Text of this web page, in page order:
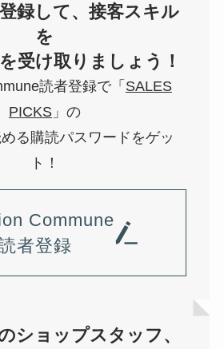
録して、接客スキル
を
受け取りましょう！
読者登録で「 SALES
PICKS」の
る購読パスワードをゲッ
ト！
Commune
者登録
ショップスタッフ、